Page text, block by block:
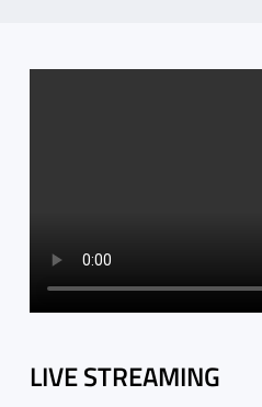
LIVE STREAMING